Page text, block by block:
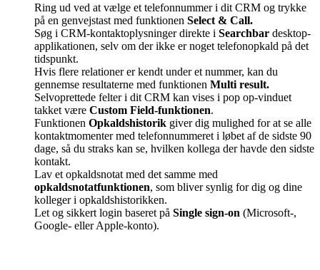
Ring ud ved at vælge et telefonnummer i dit CRM og trykke
på en genvejstast med funktionen Select & Call.
Søg i CRM-kontaktoplysninger direkte i Searchbar desktop-
applikationen, selv om der ikke er noget telefonopkald på det
tidspunkt.
Hvis flere relationer er kendt under et nummer, kan du
gennemse resultaterne med funktionen Multi result.
Selvoprettede felter i dit CRM kan vises i pop op-vinduet
takket være Custom Field-funktionen.
Funktionen Opkaldshistorik giver dig mulighed for at se alle
kontaktmomenter med telefonnummeret i løbet af de sidste 90
dage, så du straks kan se, hvilken kollega der havde den sidste
kontakt.
Lav et opkaldsnotat med det samme med
opkaldsnotatfunktionen, som bliver synlig for dig og dine
kolleger i opkaldshistorikken.
Let og sikkert login baseret på Single sign-on (Microsoft-,
Google- eller Apple-konto).